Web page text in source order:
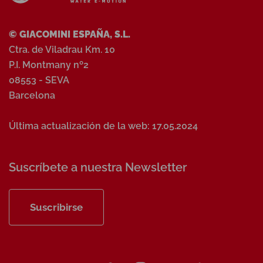
© GIACOMINI ESPAÑA, S.L.
Ctra. de Viladrau Km. 10
P.I. Montmany nº2
08553 - SEVA
Barcelona
Última actualización de la web: 17.05.2024
Suscríbete a nuestra Newsletter
Suscribirse